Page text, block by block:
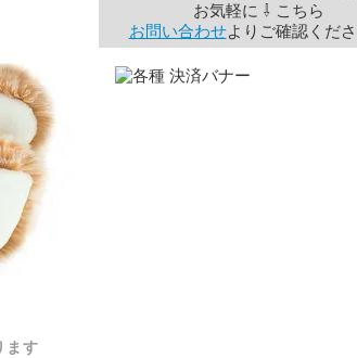
ます
お気軽に ⇩ こちら
お問い合わせよりご確認くださ